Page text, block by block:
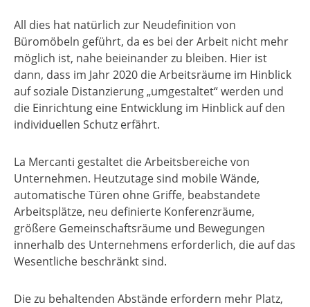
All dies hat natürlich zur Neudefinition von
Büromöbeln geführt, da es bei der Arbeit nicht mehr
möglich ist, nahe beieinander zu bleiben. Hier ist
dann, dass im Jahr 2020 die Arbeitsräume im Hinblick
auf soziale Distanzierung „umgestaltet“ werden und
die Einrichtung eine Entwicklung im Hinblick auf den
individuellen Schutz erfährt.
La Mercanti gestaltet die Arbeitsbereiche von
Unternehmen. Heutzutage sind mobile Wände,
automatische Türen ohne Griffe, beabstandete
Arbeitsplätze, neu definierte Konferenzräume,
größere Gemeinschaftsräume und Bewegungen
innerhalb des Unternehmens erforderlich, die auf das
Wesentliche beschränkt sind.
Die zu behaltenden Abstände erfordern mehr Platz,